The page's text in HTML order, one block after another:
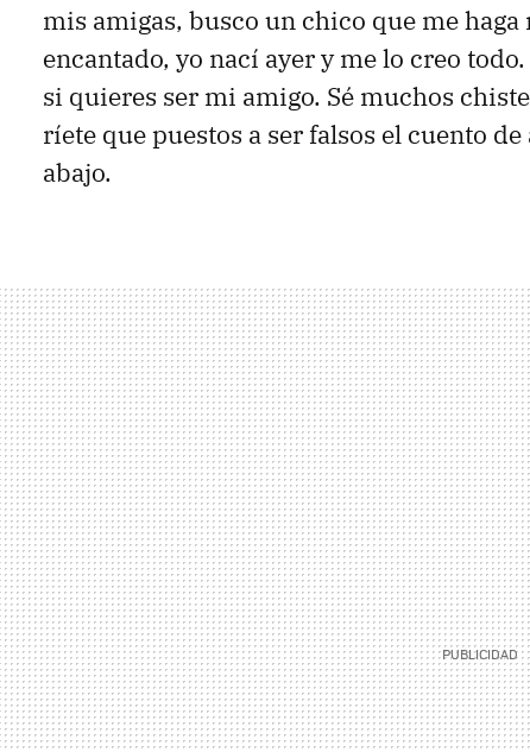
mis amigas, busco un chico que me
encantado, yo nací ayer y me lo creo
si quieres ser mi amigo. Sé muchos
ríete que puestos a ser falsos el cuento
abajo.